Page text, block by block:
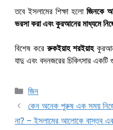
তবে ইসলামের শিক্ষা হলোজিনকে
ভরসা করা এবং কুরআনের মাধ্যমে
বিশেষ করেরুকইয়াহ শরইয়াহকুরআন
যাদু এবং বদনজরের চিকিৎসার একটি
Categories
জিন
কেন অনেক পুরুষ এক সময়
না? – ইসলামের আলোকে বাস্তব